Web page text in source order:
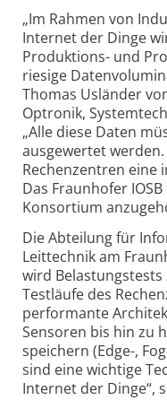
„Im Rahmen von
Internet der Dinge
Produktions- und
riesige
Thomas Usländer
Optronik,
„Alle diese Daten
ausgewertet
Rechen­zentren eine
Das Fraunhofer
Konsortium
Die Abteilung für
Leit­technik am
wird
Testläufe des
performante
Sensoren bis hin zu
speichern (Edge-,
sind eine wichtige
Internet der Dinge“,